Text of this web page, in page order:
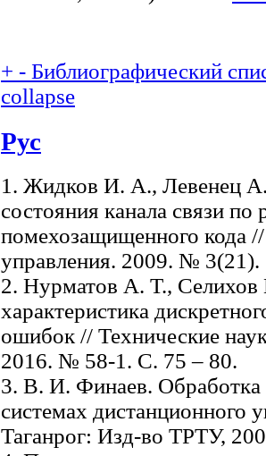
+ - Библиографический
collapse
Рус
1. Жидков И. А., Левенец
состояния канала связи по
помехозащищенного кода
управления. 2009. №
2. Нурматов А. Т.,
характеристика
ошибок // Технические
2016. № 58-1. C. 75 – 80.
3. В. И. Финаев. Обработка
системах дистанционного
Таганрог: Изд-во ТРТУ,